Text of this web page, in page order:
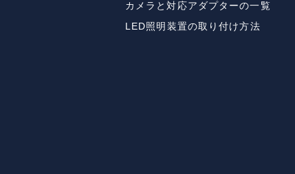
カメラと対応アダプターの一覧
LED照明装置の取り付け方法